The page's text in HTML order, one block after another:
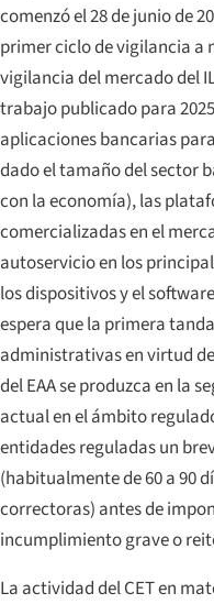
comenzó el 28 de junio de
primer ciclo de vigilancia a
vigilancia del mercado del
trabajo publicado para
aplicaciones bancarias
dado el tamaño del sector
con la economía), las
comercializadas en el
autoservicio en los
los dispositivos y el
espera que la primera
administrativas en virtud
del EAA se produzca en la
actual en el ámbito
entidades reguladas un
(habitualmente de 60 a 90
correctoras) antes de
incumplimiento grave o
La actividad del CET en